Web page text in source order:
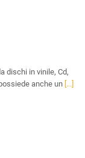
dischi in vinile, Cd,
anche un [...]